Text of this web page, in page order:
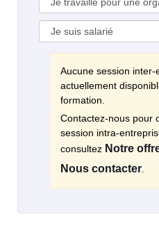
Aucune session
actuellement
formation.
Contactez-nous pour
session intra-
consultez Notre
Nous contacter